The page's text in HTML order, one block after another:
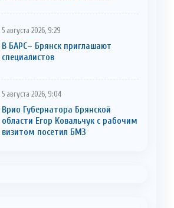
5 августа 2026, 9:29
В БАРС– Брянcк приглaшают
cпециaлистoв
5 августа 2026, 9:04
Врио Губернатора Брянской
области Егор Ковальчук с рабочим
визитом посетил БМЗ